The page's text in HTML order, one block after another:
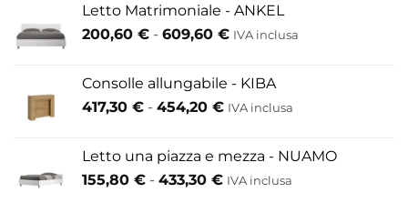
da
52,80 €
146,30 €
Letto Matrimoniale - ANKEL
200,60 € - 609,60 €Fascia
da
200,60 €
609,60 €
IVA inclusa
Consolle allungabile - KIBA
417,30 € - 454,20 €Fascia
da
417,30 €
IVA inclusa
Letto una piazza e mezza - NUAMO
155,80 € - 433,30 €Fascia
IVA inclusa